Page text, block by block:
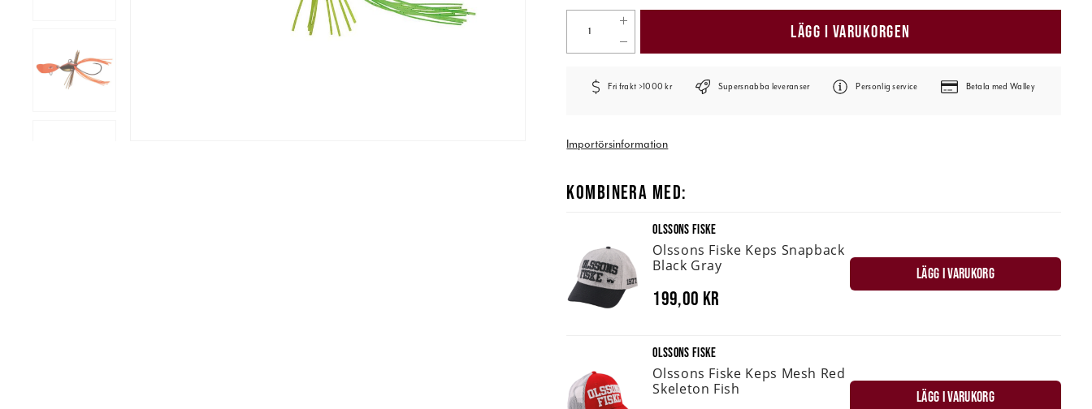
LÄGG I VARUKORGEN
Fri frakt >1000 kr Supersnabba leveranser Personlig service Betala med Walley
Importörsinformation
KOMBINERA MED:
OLSSONS FISKE
Olssons Fiske Keps Snapback
Black Gray
199,00 kr
LÄGG I VARUKORG
OLSSONS FISKE
Olssons Fiske Keps Mesh Red
Skeleton Fish
LÄGG I VARUKORG